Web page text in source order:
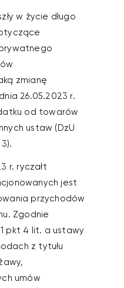
w życie długo
zmianę
26.05.2023 r.
od towarów
ustaw (DzU
r. ryczałt
jest
przychodów
Zgodnie
pkt 4 lit. a ustawy
z tytułu
umów